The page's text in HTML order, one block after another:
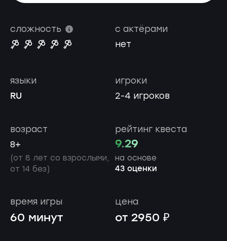
сложность
с актёрами
нет
игроки
2-4 игроков
языки
RU
возраст
8+
(от 8 лет со взрослыми,
от 14 без)
рейтинг квеста
9.29
на основе
43 оценки
время игры
60 минут
цена
от 2950 ₽